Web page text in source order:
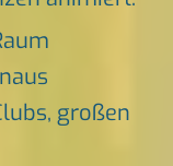
großen